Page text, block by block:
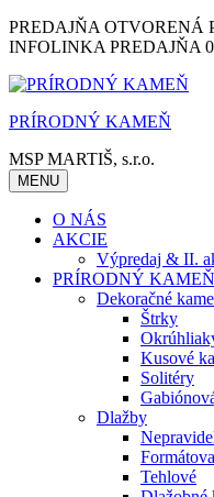
Skip
to
PREDAJŇA OTVORENÁ
INFOLINKA PREDAJŇA
PRÍRODNÝ KAMEŇ
MSP MARTIŠ, s.r.o.
MENU
O NÁS
AKCIE
Výpredaj & II.
PRÍRODNÝ KAMEŇ
Dekoračné
Štrky
Kusové
Solitéry
Dlažby
Tehlové